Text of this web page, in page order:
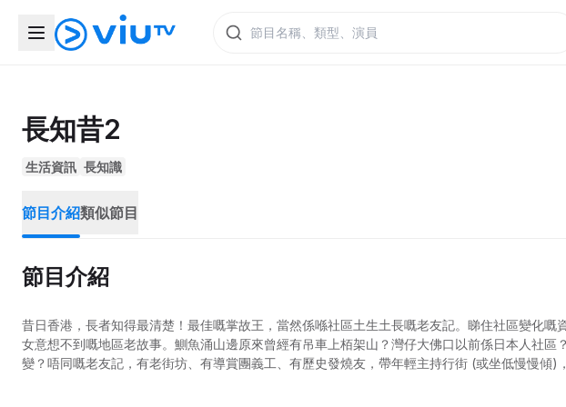
長知昔2
生活資訊 長知識
節目介紹類似節目
節目介紹
昔日香港，長者知得最清楚！最佳嘅掌故王，當然係喺社區土生土長嘅老友記。睇住社區變化嘅
女意想不到嘅地區老故事。鰂魚涌山邊原來曾經有吊車上栢架山？灣仔大佛口以前係日本人社區
變？唔同嘅老友記，有老街坊、有導賞團義工、有歷史發燒友，帶年輕主持行街 (或坐低慢慢傾)